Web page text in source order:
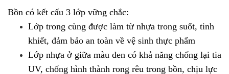
Bồn có kết cấu 3 lớp vững chắc:
Lớp trong cùng được làm từ nhựa trong suốt, tinh
khiết, đảm bảo an toàn về vệ sinh thực phẩm
Lớp nhựa ở giữa màu đen có khả năng chống lại tia
UV, chống hình thành rong rêu trong bồn, chịu lực